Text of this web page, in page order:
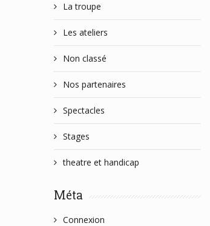
La troupe
Les ateliers
Non classé
Nos partenaires
Spectacles
Stages
theatre et handicap
Méta
Connexion